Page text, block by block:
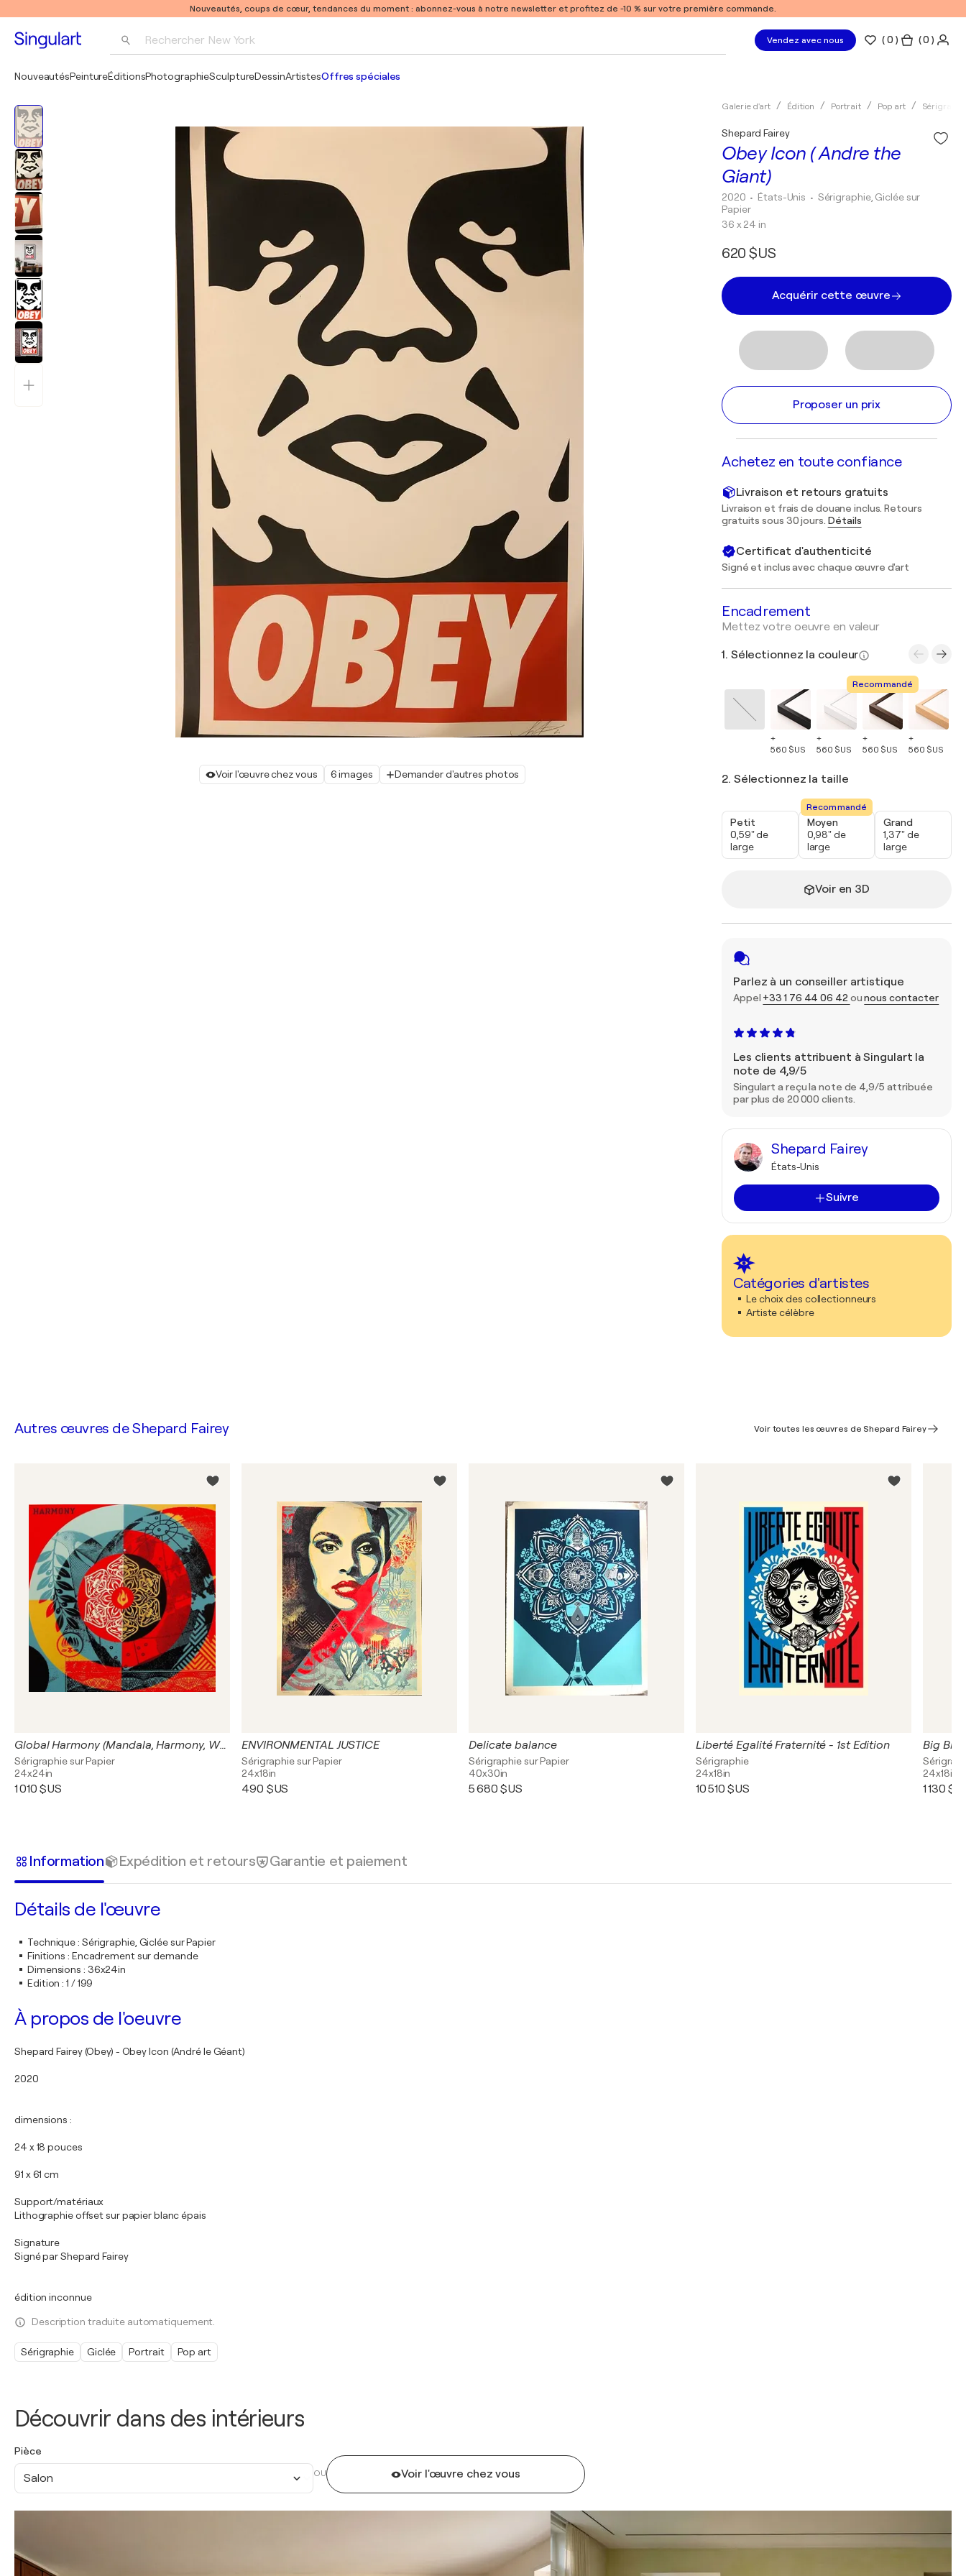
Nouveautés, coups de cœur, tendances du moment : abonnez-vous à notre newsletter et profitez de -10 % sur votre première commande.
Rechercher New York
Pablo Picasso
Vendez avec nous (0 ) ( 0 )
NouveautésPeintureÉditionsPhotographieSculptureDessinArtistesOffres spéciales
Voir l'œuvre chez vous 6 images Demander d'autres photos
Galerie d'art Édition Portrait Pop art
Obey Icon ( Andre the
Giant)
Shepard Fairey
2020 • États-Unis • Sérigraphie, Giclée sur
Papier
36 x 24 in
620 $US
Acquérir cette œuvre
Proposer un prix
Achetez en toute confiance
Livraison et retours gratuits
Livraison et frais de douane inclus. Retours
gratuits sous 30 jours. Détails
Certificat d'authenticité
Signé et inclus avec chaque œuvre d'art
Encadrement
Mettez votre oeuvre en valeur
1. Sélectionnez la couleur
+
560 $US
+
560 $US
Recommandé
+
560 $US
+
560 $US
2. Sélectionnez la taille
Petit
0,59" de
large
Recommandé
Moyen
0,98" de
large
Grand
1,37" de
large
Voir en 3D
Parlez à un conseiller artistique
Appel +33 1 76 44 06 42 ounous contacter
Les clients attribuent à Singulart la
note de 4,9/5
Singulart a reçu la note de 4,9/5 attribuée
par plus de 20 000 clients.
Shepard Fairey
États-Unis
Suivre
Catégories d'artistes
Le choix des collectionneurs
Artiste célèbre
Découvrir dans des intérieurs
Pièce
Salon OU Voir l'œuvre chez vous
Autres œuvres deShepard Fairey Voir toutes les œuvres de Shepard Fairey
Global Harmony (Mandala, Harmony, Wholeness, Unified Global Perspective)
Sérigraphie sur Papier
24x24in
1 010 $US
ENVIRONMENTAL JUSTICE
Sérigraphie sur Papier
24x18in
490 $US
Delicate balance
Sérigraphie sur Papier
40x30in
5 680 $US
Liberté Egalité Fraternité - 1st Edition
Sérigraphie
24x18in
10 510 $US
Big
24x18in
1 130
Information Expédition et retours Garantie et paiement
Détails de l'œuvre
Technique: Sérigraphie, Giclée sur Papier
Finitions : Encadrement sur demande
Dimensions : 36x24in
Edition :1 / 199
À propos de l'oeuvre
Shepard Fairey (Obey) - Obey Icon (André le Géant)
2020
dimensions :
24 x 18 pouces
91 x 61 cm
Support/matériaux
Lithographie offset sur papier blanc épais
Signature
Signé par Shepard Fairey
édition inconnue
Description traduite automatiquement.
Sérigraphie Giclée Portrait Pop art